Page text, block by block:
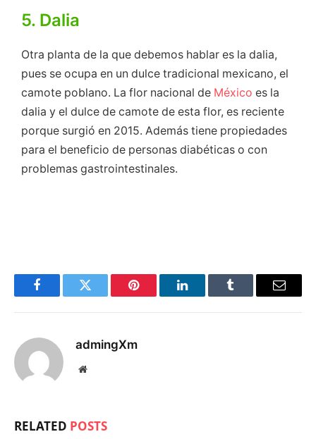
5. Dalia
Otra planta de la que debemos hablar es la dalia,
pues se ocupa en un dulce tradicional mexicano, el
camote poblano. La flor nacional de México es la
dalia y el dulce de camote de esta flor, es reciente
porque surgió en 2015. Además tiene propiedades
para el beneficio de personas diabéticas o con
problemas gastrointestinales.
FacebookTwitter Pinterest LinkedInTumblr Email
admingXm
Website
RELATED POSTS